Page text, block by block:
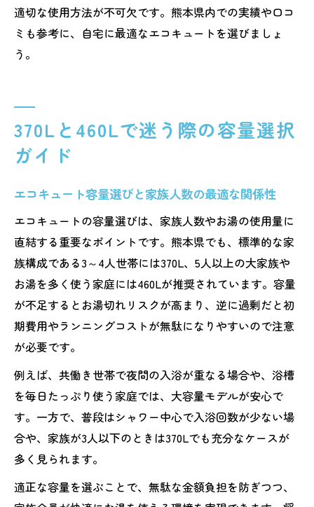
適切な使用方法が不可欠です。熊本県内での実績や口コ
ミも参考に、自宅に最適なエコキュートを選びましょ
う。
370Lと460Lで迷う際の容量選択
ガイド
エコキュート容量選びと家族人数の最適な関係性
エコキュートの容量選びは、家族人数やお湯の使用量に
直結する重要なポイントです。熊本県でも、標準的な家
族構成である3～4人世帯には370L、5人以上の大家族や
お湯を多く使う家庭には460Lが推奨されています。容量
が不足するとお湯切れリスクが高まり、逆に過剰だと初
期費用やランニングコストが無駄になりやすいので注意
が必要です。
例えば、共働き世帯で夜間の入浴が重なる場合や、浴槽
を毎日たっぷり使う家庭では、大容量モデルが安心で
す。一方で、普段はシャワー中心で入浴回数が少ない場
合や、家族が3人以下のときは370Lでも充分なケースが
多く見られます。
適正な容量を選ぶことで、無駄な金額負担を防ぎつつ、